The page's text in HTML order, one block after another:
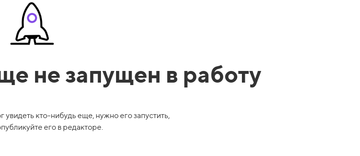
не запущен в работу
увидеть кто-нибудь еще, нужно его запустить,
его в редакторе.